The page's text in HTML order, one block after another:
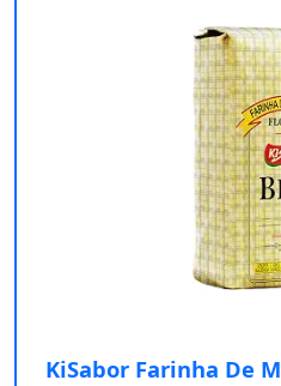
KiSabor Farinha De